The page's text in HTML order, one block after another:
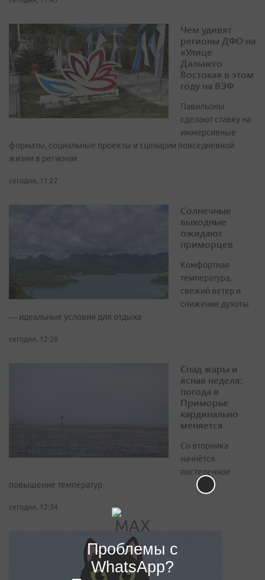
Чем удивят
регионы ДФО на
«Улице
Дальнего
Востока» в этом
году на ВЭФ
Павильоны
сделают ставку на
иммерсивные
форматы, социальные проекты и сценарии повседневной
жизни в регионах
сегодня, 11:22
Солнечные
выходные
ожидают
приморцев
Комфортная
температура,
свежий ветер и
снижение духоты
— идеальные условия для отдыха
сегодня, 12:28
Спад жары и
ясная неделя:
погода в
Приморье
кардинально
меняется
Со вторника
начнётся
постепенное
повышение температур
сегодня, 12:34
Проблемы с
WhatsApp?